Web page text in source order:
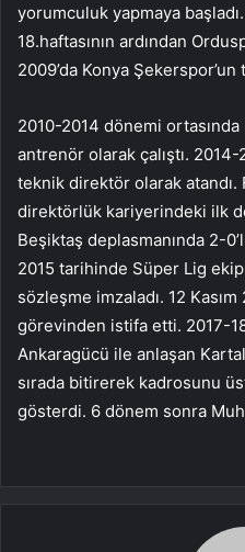
yorumculuk yapmaya
18.haftasının ardından
2009’da Konya
2010-2014 dönemi ortasında
antrenör olarak çalıştı.
teknik direktör olarak atandı.
direktörlük kariyerindeki ilk
Beşiktaş deplasmanında 2-
2015 tarihinde Süper Lig
sözleşme imzaladı. 12
görevinden istifa etti. 2017-
Ankaragücü ile anlaşan
sırada bitirerek kadrosunu üst
gösterdi. 6 dönem sonra